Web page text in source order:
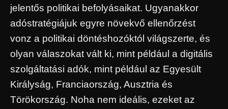
jelentős politikai befolyásaikat. Ugyanakkor
adóstratégiájuk egyre növekvő ellenőrzést
vonz a politikai döntéshozóktól világszerte, és
olyan válaszokat vált ki, mint például a digitális
szolgáltatási adók, mint például az Egyesült
Királyság, Franciaország, Ausztria és
Törökország. Noha nem ideális, ezeket az